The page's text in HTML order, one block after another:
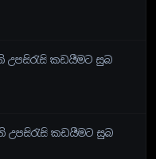
උපසිරැසි කඩයීමට සුබ
උපසිරැසි කඩයීමට සුබ